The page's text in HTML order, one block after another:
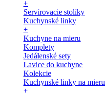
+
Servírovacie stolíky
Kuchynské linky
+
Kuchyne na mieru
Komplety
Jedálenské sety
Lavice do kuchyne
Kolekcie
Kuchynské linky na mieru
+